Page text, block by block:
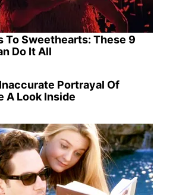
To Sweethearts: These 9
Do It All
Portrayal Of
A Look Inside